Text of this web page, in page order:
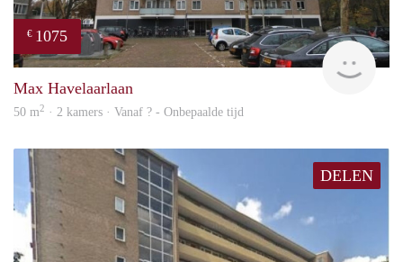
€ 1075
Max Havelaarlaan
50 m2 · 2 kamers · Vanaf ? - Onbepaalde tijd
DELEN